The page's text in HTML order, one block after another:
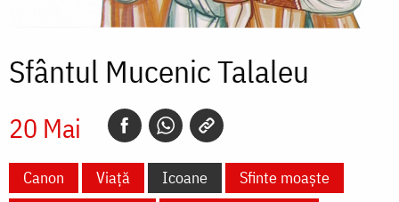
Sfântul Mucenic Talaleu
20 Mai
Canon Viață Icoane
Sfinte moaște